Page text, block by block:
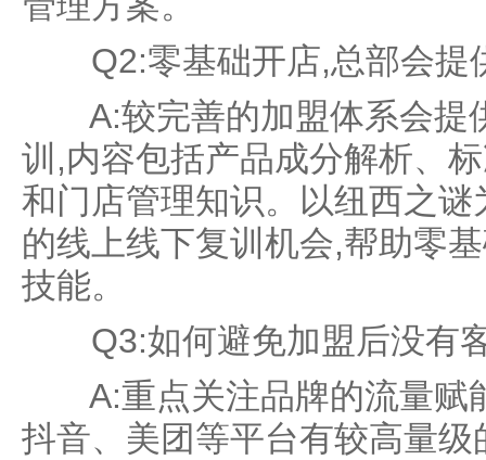
Q2:零基础开店,总部会提
A:较完善的加盟体系会提
训,内容包括产品成分解析、
和门店管理知识。以纽西之
的线上线下复训机会,帮助零
技能。
Q3:如何避免加盟后没有
A:重点关注品牌的流量赋
抖音、美团等平台有较高量